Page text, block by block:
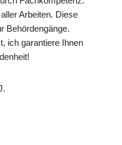
Arbeiten. Diese
Behördengänge.
ich garantiere Ihnen